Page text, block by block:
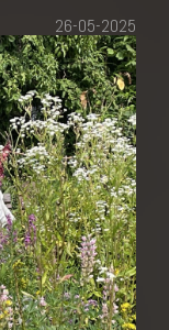
26-05-2025